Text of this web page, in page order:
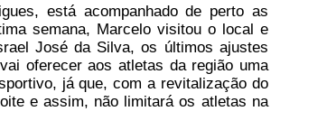
está acompanhado de perto as
semana, Marcelo visitou o local e
José da Silva, os últimos ajustes
oferecer aos atletas da região uma
já que, com a revitalização do
e assim, não limitará os atletas na